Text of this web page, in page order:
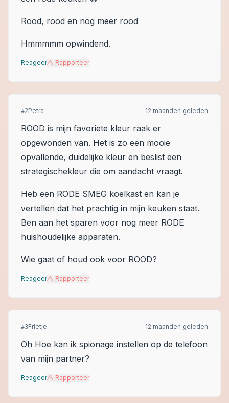
Rood, rood en nog meer rood
Hmmmmm opwindend.
Reageer Rapporteer
#2Petra 12 maanden geleden
ROOD is mijn favoriete kleur raak er
opgewonden van. Het is zo een mooie
opvallende, duidelijke kleur en beslist een
strategischekleur die om aandacht vraagt.
Heb een RODE SMEG koelkast en kan je
vertellen dat het prachtig in mijn keuken staat.
Ben aan het sparen voor nog meer RODE
huishoudelijke apparaten.
Wie gaat of houd ook voor ROOD?
Reageer Rapporteer
#3Frietje 12 maanden geleden
Öh Hoe kan ik spionage instellen op de telefoon
van mijn partner?
Reageer Rapporteer